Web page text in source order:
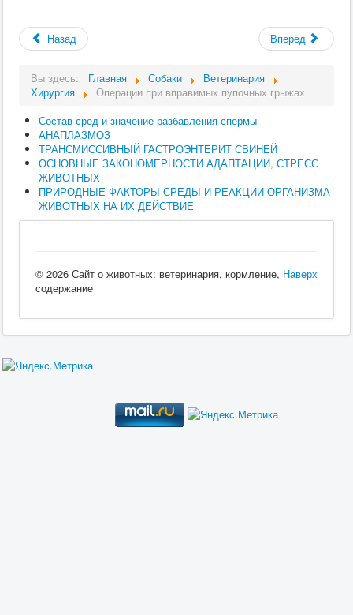
Назад Вперёд
Вы здесь: Главная Собаки
Ветеринария
Хирургия
Операции при вправимых пупочных грыжах
Состав сред и значение разбавления спермы
АНАПЛАЗМОЗ
ТРАНСМИССИВНЫЙ ГАСТРОЭНТЕРИТ СВИНЕЙ
ОСНОВНЫЕ ЗАКОНОМЕРНОСТИ АДАПТАЦИИ, СТРЕСС
ЖИВОТНЫХ
ПРИРОДНЫЕ ФАКТОРЫ СРЕДЫ И РЕАКЦИИ ОРГАНИЗМА
ЖИВОТНЫХ НА ИХ ДЕЙСТВИЕ
Наверх
© 2026 Сайт о животных: ветеринария, кормление,
содержание